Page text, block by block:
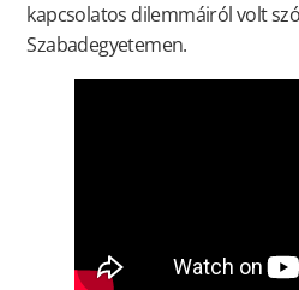
kapcsolatos dilemmáiról volt
Szabadegyetemen.